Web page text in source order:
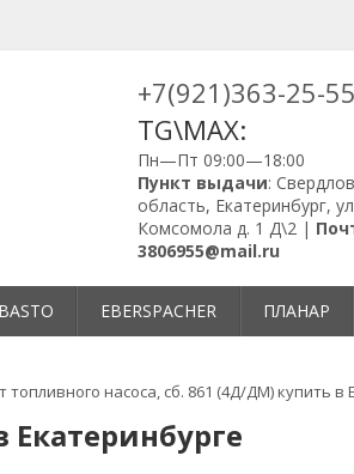
+7(921)363-25-55
TG\MAX:
Пн—Пт 09:00—18:00
Пункт выдачи:
область, Екатеринбург,
Комсомола д. 1 Д\2 |
3806955@mail.ru
EBERSPACHER ПЛАНАР
топливного насоса, сб. 861 (4Д/ДМ) купить в